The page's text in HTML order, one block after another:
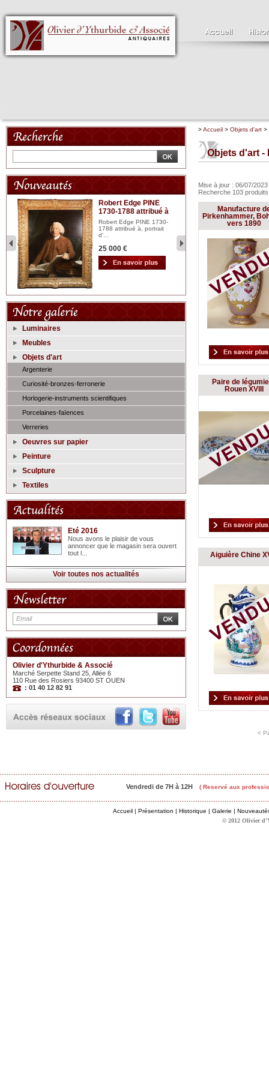
Robert Edge PINE
1730-1788 attribué à
Robert Edge PINE 1730-
1788 attribué à, portrait
d'...
25 000 € 2
Luminaires
Meubles
Objets d'art
Argenterie
Curiosité-bronzes-ferronerie
Horlogerie-instruments scientifiques
Porcelaines-faïences
Verreries
Oeuvres sur papier
Peinture
Sculpture
Textiles
Eté 2016
Nous avons le plaisir de vous
annoncer que le magasin sera ouvert
tout l...
Voir toutes nos actualités
Olivier d'Ythurbide & Associé
Marché Serpette Stand 25, Allée 6
110 Rue des Rosiers 93400 ST OUEN
: 01 40 12 82 91
>Accueil > Objets d'art >
Objets d'art -
Mise à jour : 06/07/
Recherche 103
Manufacture
Pirkenhammer,
vers 1890
Paire de
Rouen XVIII
Aiguière Chine
<
Vendredi de 7H à 12H ( Reservé aux
Accueil | Présentation | Historique | Galerie |
© 2012 Olivier